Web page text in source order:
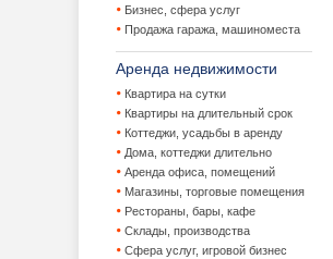
Бизнес, сфера услуг
Продажа гаража, машиноместа
Аренда недвижимости
Квартира на сутки
Квартиры на длительный срок
Коттеджи, усадьбы в аренду
Дома, коттеджи длительно
Аренда офиса, помещений
Магазины, торговые помещения
Рестораны, бары, кафе
Склады, производства
Сфера услуг, игровой бизнес